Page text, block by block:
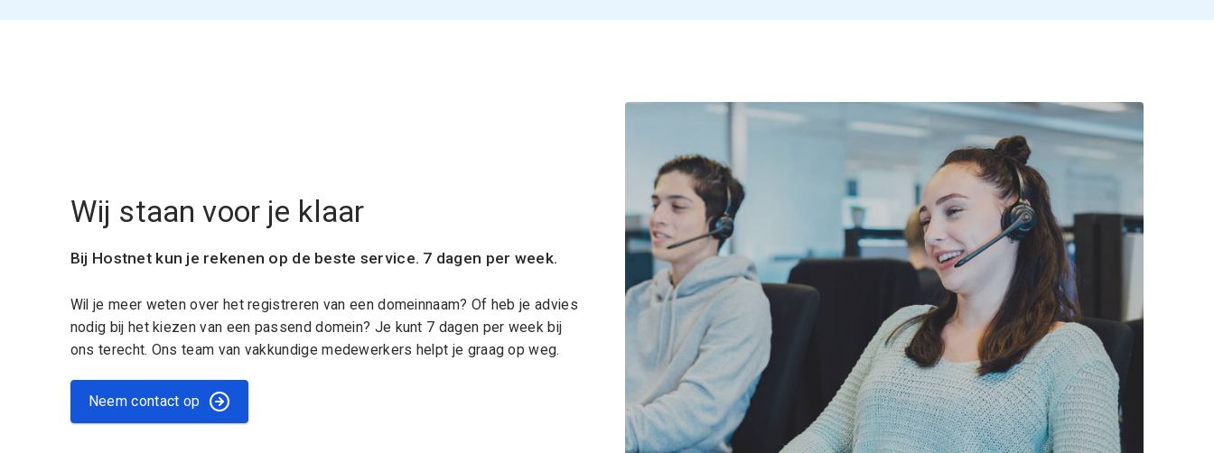
Wij staan voor je klaar
Bij Hostnet kun je rekenen op de beste service. 7 dagen per week.
Wil je meer weten over het registreren van een domeinnaam? Of heb je advies
nodig bij het kiezen van een passend domein? Je kunt 7 dagen per week bij
ons terecht. Ons team van vakkundige medewerkers helpt je graag op weg.
Neem contact op